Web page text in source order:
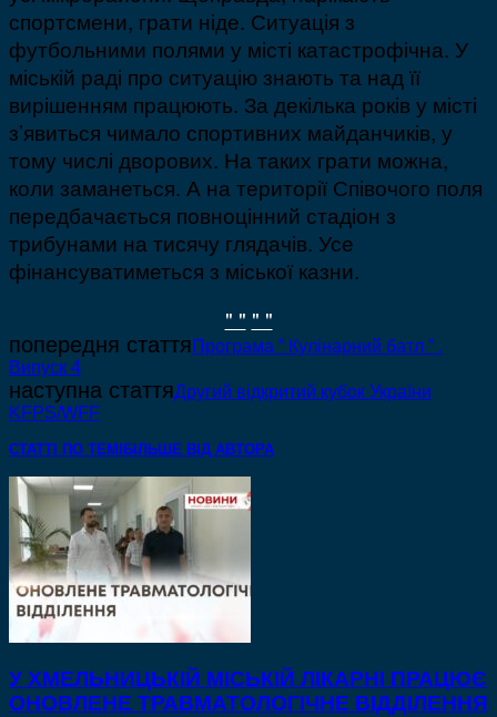
спортсмени, грати ніде. Ситуація з
футбольними полями у місті катастрофічна. У
міській раді про ситуацію знають та над її
вирішенням працюють. За декілька років у місті
з’явиться чимало спортивних майданчиків, у
тому числі дворових. На таких грати можна,
коли заманеться. А на території Співочого поля
передбачається повноцінний стадіон з
трибунами на тисячу глядачів. Усе
фінансуватиметься з міської казни.
" " " "
попередня статтяПрограма ” Кулінарний батл ” .
Випуск 4
наступна статтяДругий відкритий кубок України
KFPS/WFF
СТАТТІ ПО ТЕМІ БІЛЬШЕ ВІД АВТОРА
У ХМЕЛЬНИЦЬКІЙ МІСЬКІЙ ЛІКАРНІ ПРАЦЮЄ
ОНОВЛЕНЕ ТРАВМАТОЛОГІЧНЕ ВІДДІЛЕННЯ